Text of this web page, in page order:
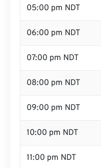
05:00 pm NDT
06:00 pm NDT
07:00 pm NDT
08:00 pm NDT
09:00 pm NDT
10:00 pm NDT
11:00 pm NDT